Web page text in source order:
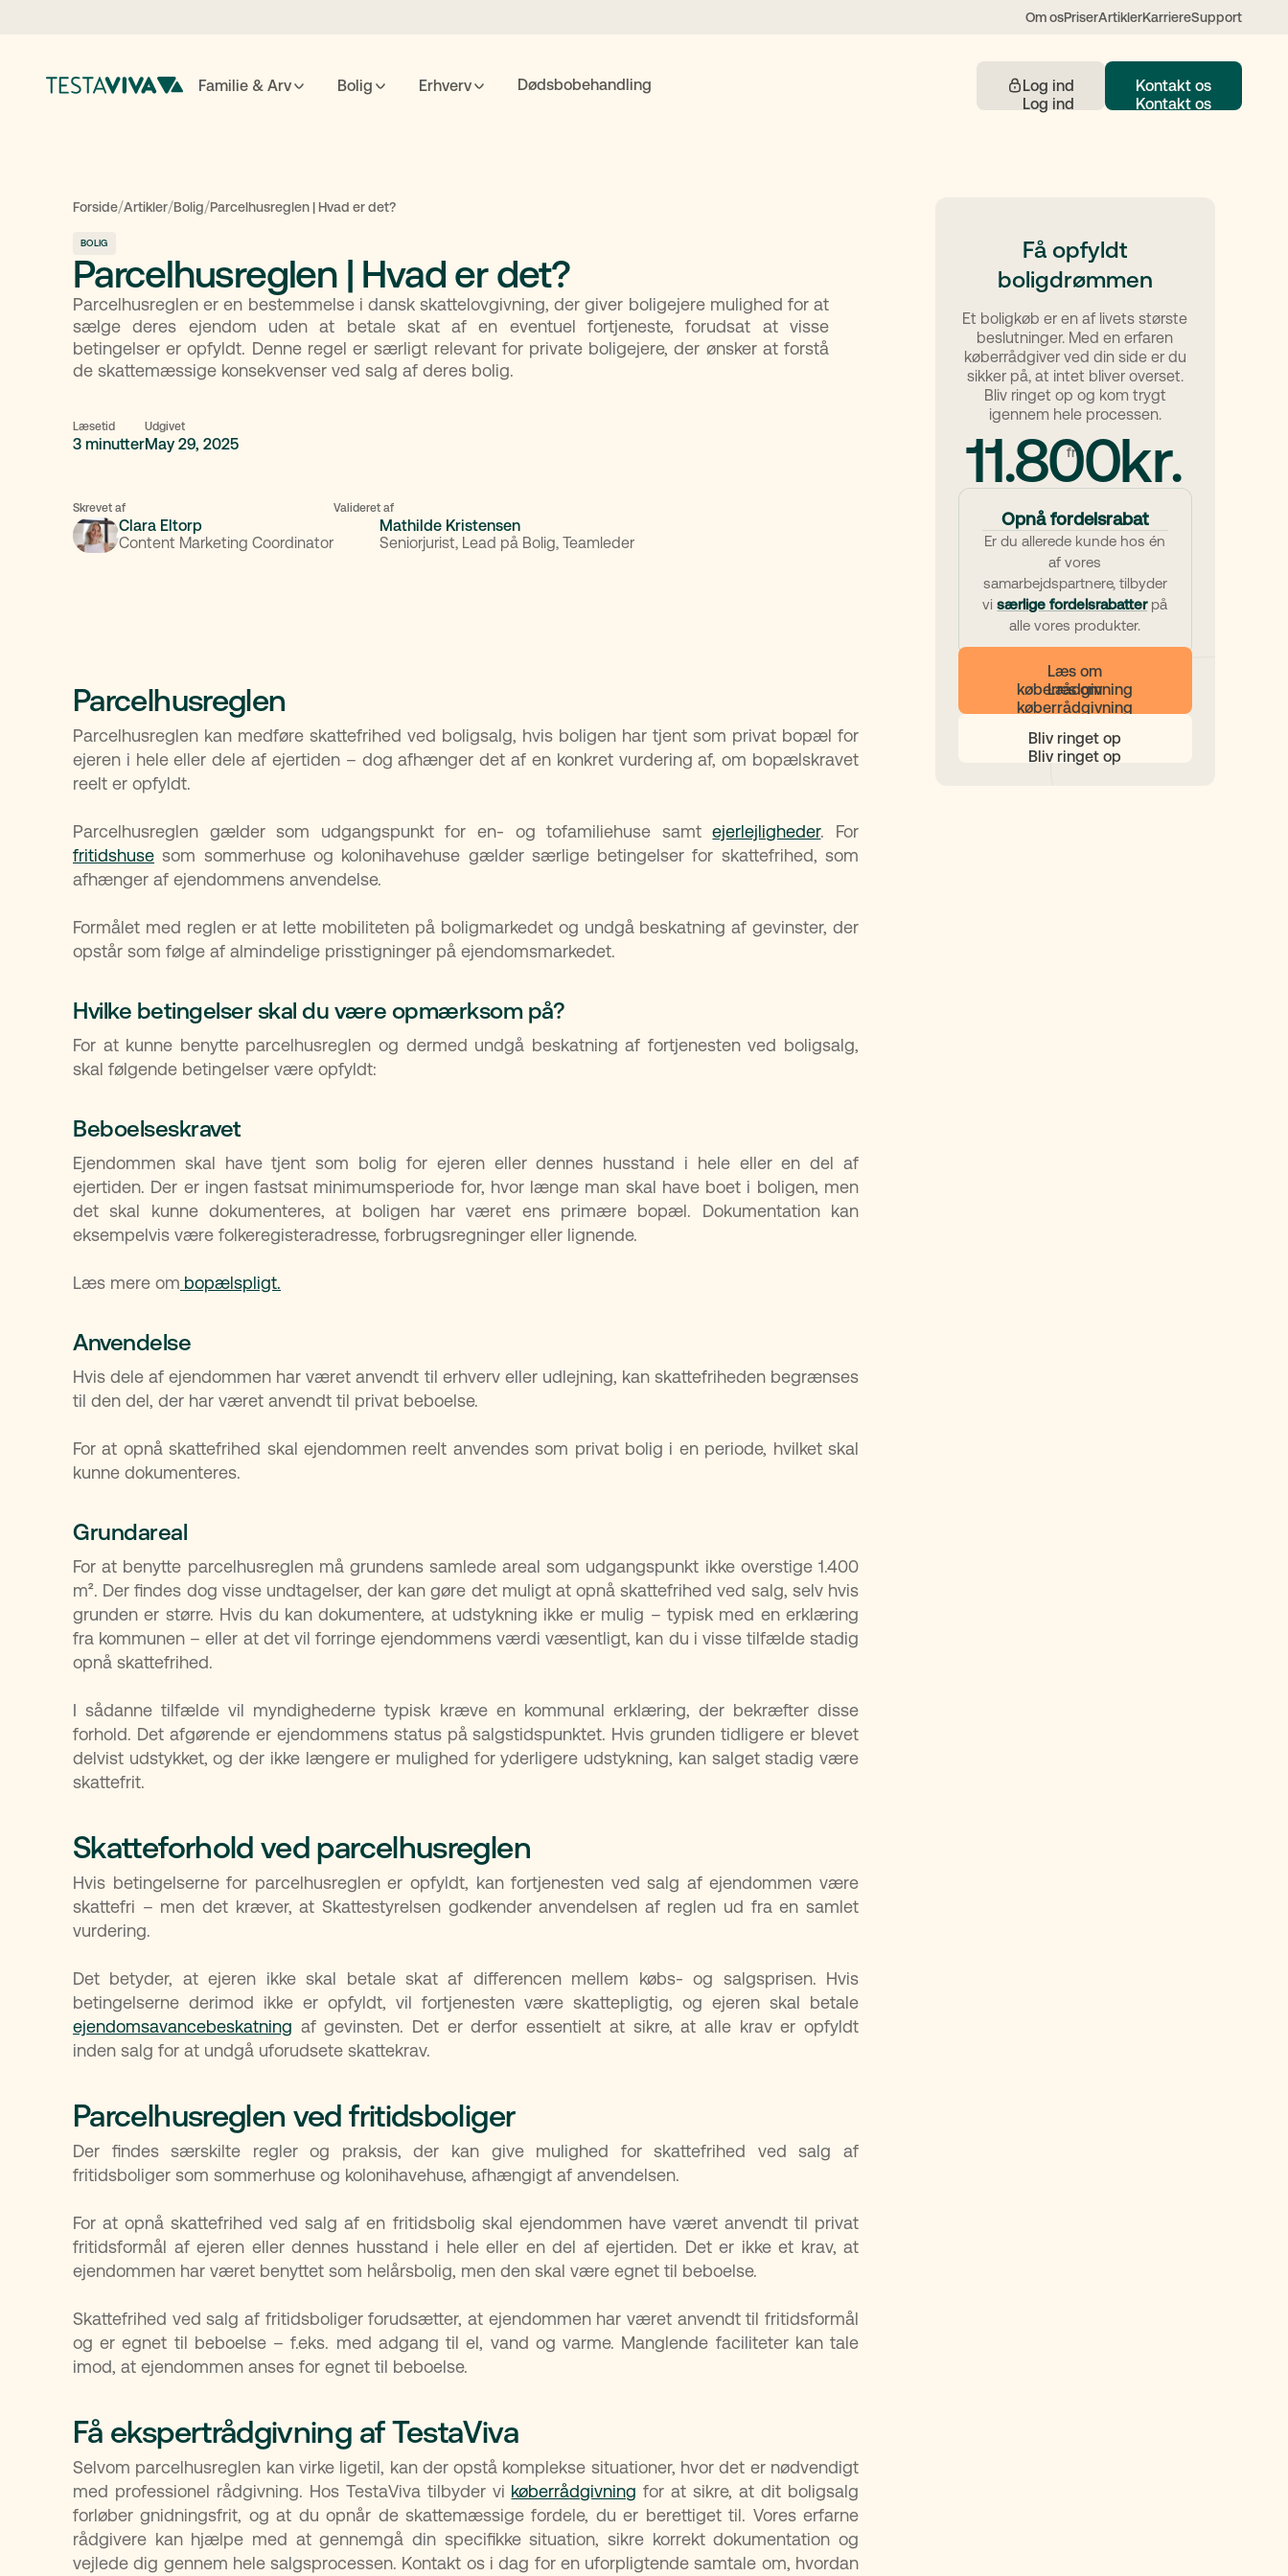
Om osPriserArtiklerKarriereSupport
Familie & Arv Bolig Erhverv Dødsbobehandling Log ind Kontakt os
Forside/Artikler/Bolig/Parcelhusreglen | Hvad er det?
BOLIG
Parcelhusreglen | Hvad er det?
Parcelhusreglen er en bestemmelse i dansk skattelovgivning, der giver boligejere mulighed for at
sælge deres ejendom uden at betale skat af en eventuel fortjeneste, forudsat at visse
betingelser er opfyldt. Denne regel er særligt relevant for private boligejere, der ønsker at forstå
de skattemæssige konsekvenser ved salg af deres bolig.
Læsetid
3 minutter
Udgivet
May 29, 2025
Skrevet af
Clara Eltorp
Content Marketing Coordinator
Valideret af
Mathilde Kristensen
Seniorjurist, Lead på Bolig, Teamleder
Parcelhusreglen
Parcelhusreglen kan medføre skattefrihed ved boligsalg, hvis boligen har tjent som privat bopæl for
ejeren i hele eller dele af ejertiden – dog afhænger det af en konkret vurdering af, om bopælskravet
reelt er opfyldt.
Parcelhusreglen gælder som udgangspunkt for en- og tofamiliehuse samtejerlejligheder. For
fritidshuse som sommerhuse og kolonihavehuse gælder særlige betingelser for skattefrihed, som
afhænger af ejendommens anvendelse.
Formålet med reglen er at lette mobiliteten på boligmarkedet og undgå beskatning af gevinster, der
opstår som følge af almindelige prisstigninger på ejendomsmarkedet.
Hvilke betingelser skal du være opmærksom på?
For at kunne benytte parcelhusreglen og dermed undgå beskatning af fortjenesten ved boligsalg,
skal følgende betingelser være opfyldt:
Beboelseskravet
Ejendommen skal have tjent som bolig for ejeren eller dennes husstand i hele eller en del af
ejertiden. Der er ingen fastsat minimumsperiode for, hvor længe man skal have boet i boligen, men
det skal kunne dokumenteres, at boligen har været ens primære bopæl. Dokumentation kan
eksempelvis være folkeregisteradresse, forbrugsregninger eller lignende.
Læs mere om bopælspligt.
Anvendelse
Hvis dele af ejendommen har været anvendt til erhverv eller udlejning, kan skattefriheden begrænses
til den del, der har været anvendt til privat beboelse.
For at opnå skattefrihed skal ejendommen reelt anvendes som privat bolig i en periode, hvilket skal
kunne dokumenteres.
Grundareal
For at benytte parcelhusreglen må grundens samlede areal som udgangspunkt ikke overstige 1.400
m². Der findes dog visse undtagelser, der kan gøre det muligt at opnå skattefrihed ved salg, selv hvis
grunden er større. Hvis du kan dokumentere, at udstykning ikke er mulig – typisk med en erklæring
fra kommunen – eller at det vil forringe ejendommens værdi væsentligt, kan du i visse tilfælde stadig
opnå skattefrihed.
I sådanne tilfælde vil myndighederne typisk kræve en kommunal erklæring, der bekræfter disse
forhold. Det afgørende er ejendommens status på salgstidspunktet. Hvis grunden tidligere er blevet
delvist udstykket, og der ikke længere er mulighed for yderligere udstykning, kan salget stadig være
skattefrit.
Skatteforhold ved parcelhusreglen
Hvis betingelserne for parcelhusreglen er opfyldt, kan fortjenesten ved salg af ejendommen være
skattefri – men det kræver, at Skattestyrelsen godkender anvendelsen af reglen ud fra en samlet
vurdering.
Det betyder, at ejeren ikke skal betale skat af differencen mellem købs- og salgsprisen. Hvis
betingelserne derimod ikke er opfyldt, vil fortjenesten være skattepligtig, og ejeren skal betale
ejendomsavancebeskatning af gevinsten. Det er derfor essentielt at sikre, at alle krav er opfyldt
inden salg for at undgå uforudsete skattekrav.
Parcelhusreglen ved fritidsboliger
Der findes særskilte regler og praksis, der kan give mulighed for skattefrihed ved salg af
fritidsboliger som sommerhuse og kolonihavehuse, afhængigt af anvendelsen.
For at opnå skattefrihed ved salg af en fritidsbolig skal ejendommen have været anvendt til privat
fritidsformål af ejeren eller dennes husstand i hele eller en del af ejertiden. Det er ikke et krav, at
ejendommen har været benyttet som helårsbolig, men den skal være egnet til beboelse.
Skattefrihed ved salg af fritidsboliger forudsætter, at ejendommen har været anvendt til fritidsformål
og er egnet til beboelse – f.eks. med adgang til el, vand og varme. Manglende faciliteter kan tale
imod, at ejendommen anses for egnet til beboelse.
Få ekspertrådgivning af TestaViva
Selvom parcelhusreglen kan virke ligetil, kan der opstå komplekse situationer, hvor det er nødvendigt
med professionel rådgivning. Hos TestaViva tilbyder vi køberrådgivning for at sikre, at dit boligsalg
forløber gnidningsfrit, og at du opnår de skattemæssige fordele, du er berettiget til. Vores erfarne
rådgivere kan hjælpe med at gennemgå din specifikke situation, sikre korrekt dokumentation og
vejlede dig gennem hele salgsprocessen. Kontakt os i dag for en uforpligtende samtale om, hvordan
Få opfyldt
boligdrømmen
Et boligkøb er en af livets største
beslutninger. Med en erfaren
køberrådgiver ved din side er du
sikker på, at intet bliver overset.
Bliv ringet op og kom trygt
igennem hele processen.
fra
11.800kr.
Opnå fordelsrabat
Er du allerede kunde hos én
af vores
samarbejdspartnere, tilbyder
visærlige fordelsrabatterpå
alle vores produkter.
Læs om
køberrådgivning
Bliv ringet op
Testamente
ESC luk ↵ søg